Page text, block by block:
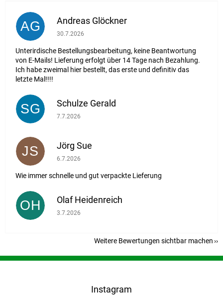
AG Andreas Glöckner
Die Shop-Bewertung beträgt 1 von 5 Sternen.
30.7.2026
Unterirdische Bestellungsbearbeitung, keine Beantwortung
von E-Mails! Lieferung erfolgt über 14 Tage nach Bezahlung.
Ich habe zweimal hier bestellt, das erste und definitiv das
letzte Mal!!!!
SG Schulze Gerald
Die Shop-Bewertung beträgt 5 von 5 Sternen.
7.7.2026
JS Jörg Sue
Die Shop-Bewertung beträgt 5 von 5 Sternen.
6.7.2026
Wie immer schnelle und gut verpackte Lieferung
OH Olaf Heidenreich
Die Shop-Bewertung beträgt 5 von 5 Sternen.
3.7.2026
Weitere Bewertungen sichtbar machen
F
Instagram